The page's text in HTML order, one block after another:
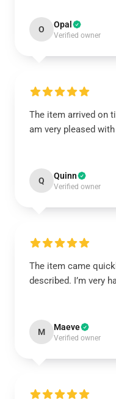
O Opal
Verified owner
The item arrived on
am very pleased
Q Quinn
Verified owner
The item came
described. I’m very
M Maeve
Verified owner